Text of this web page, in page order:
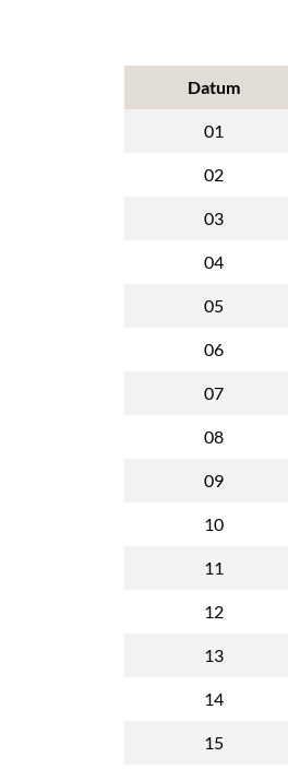
Datum
01
02
03
04
05
06
07
08
09
10
11
12
13
14
15